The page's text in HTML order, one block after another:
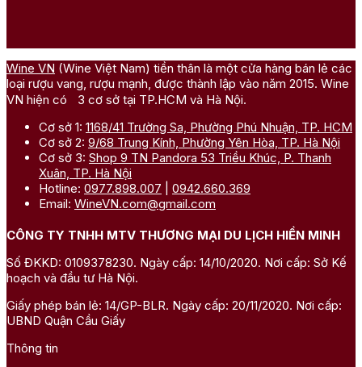
Wine VN (Wine Việt Nam) tiền thân là một cửa hàng bán lẻ các
loại rượu vang, rượu mạnh, được thành lập vào năm 2015. Wine
VN hiện có 3 cơ sở tại TP.HCM và Hà Nội.
Cơ sở 1: 1168/41 Trường Sa, Phường Phú Nhuận, TP. HCM
Cơ sở 2: 9/68 Trung Kính, Phường Yên Hòa, TP. Hà Nội
Cơ sở 3: Shop 9 TN Pandora 53 Triều Khúc, P. Thanh
Xuân, TP. Hà Nội
Hotline: 0977.898.007
0942.660.369
Email: WineVN.com@gmail.com
CÔNG TY TNHH MTV THƯƠNG MẠI DU LỊCH HIỀN MINH
Số ĐKKD: 0109378230. Ngày cấp: 14/10/2020. Nơi cấp: Sở Kế
hoạch và đầu tư Hà Nội.
Giấy phép bán lẻ: 14/GP-BLR. Ngày cấp: 20/11/2020. Nơi cấp:
UBND Quận Cầu Giấy
Thông tin